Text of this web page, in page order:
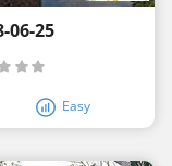
06-25
Easy